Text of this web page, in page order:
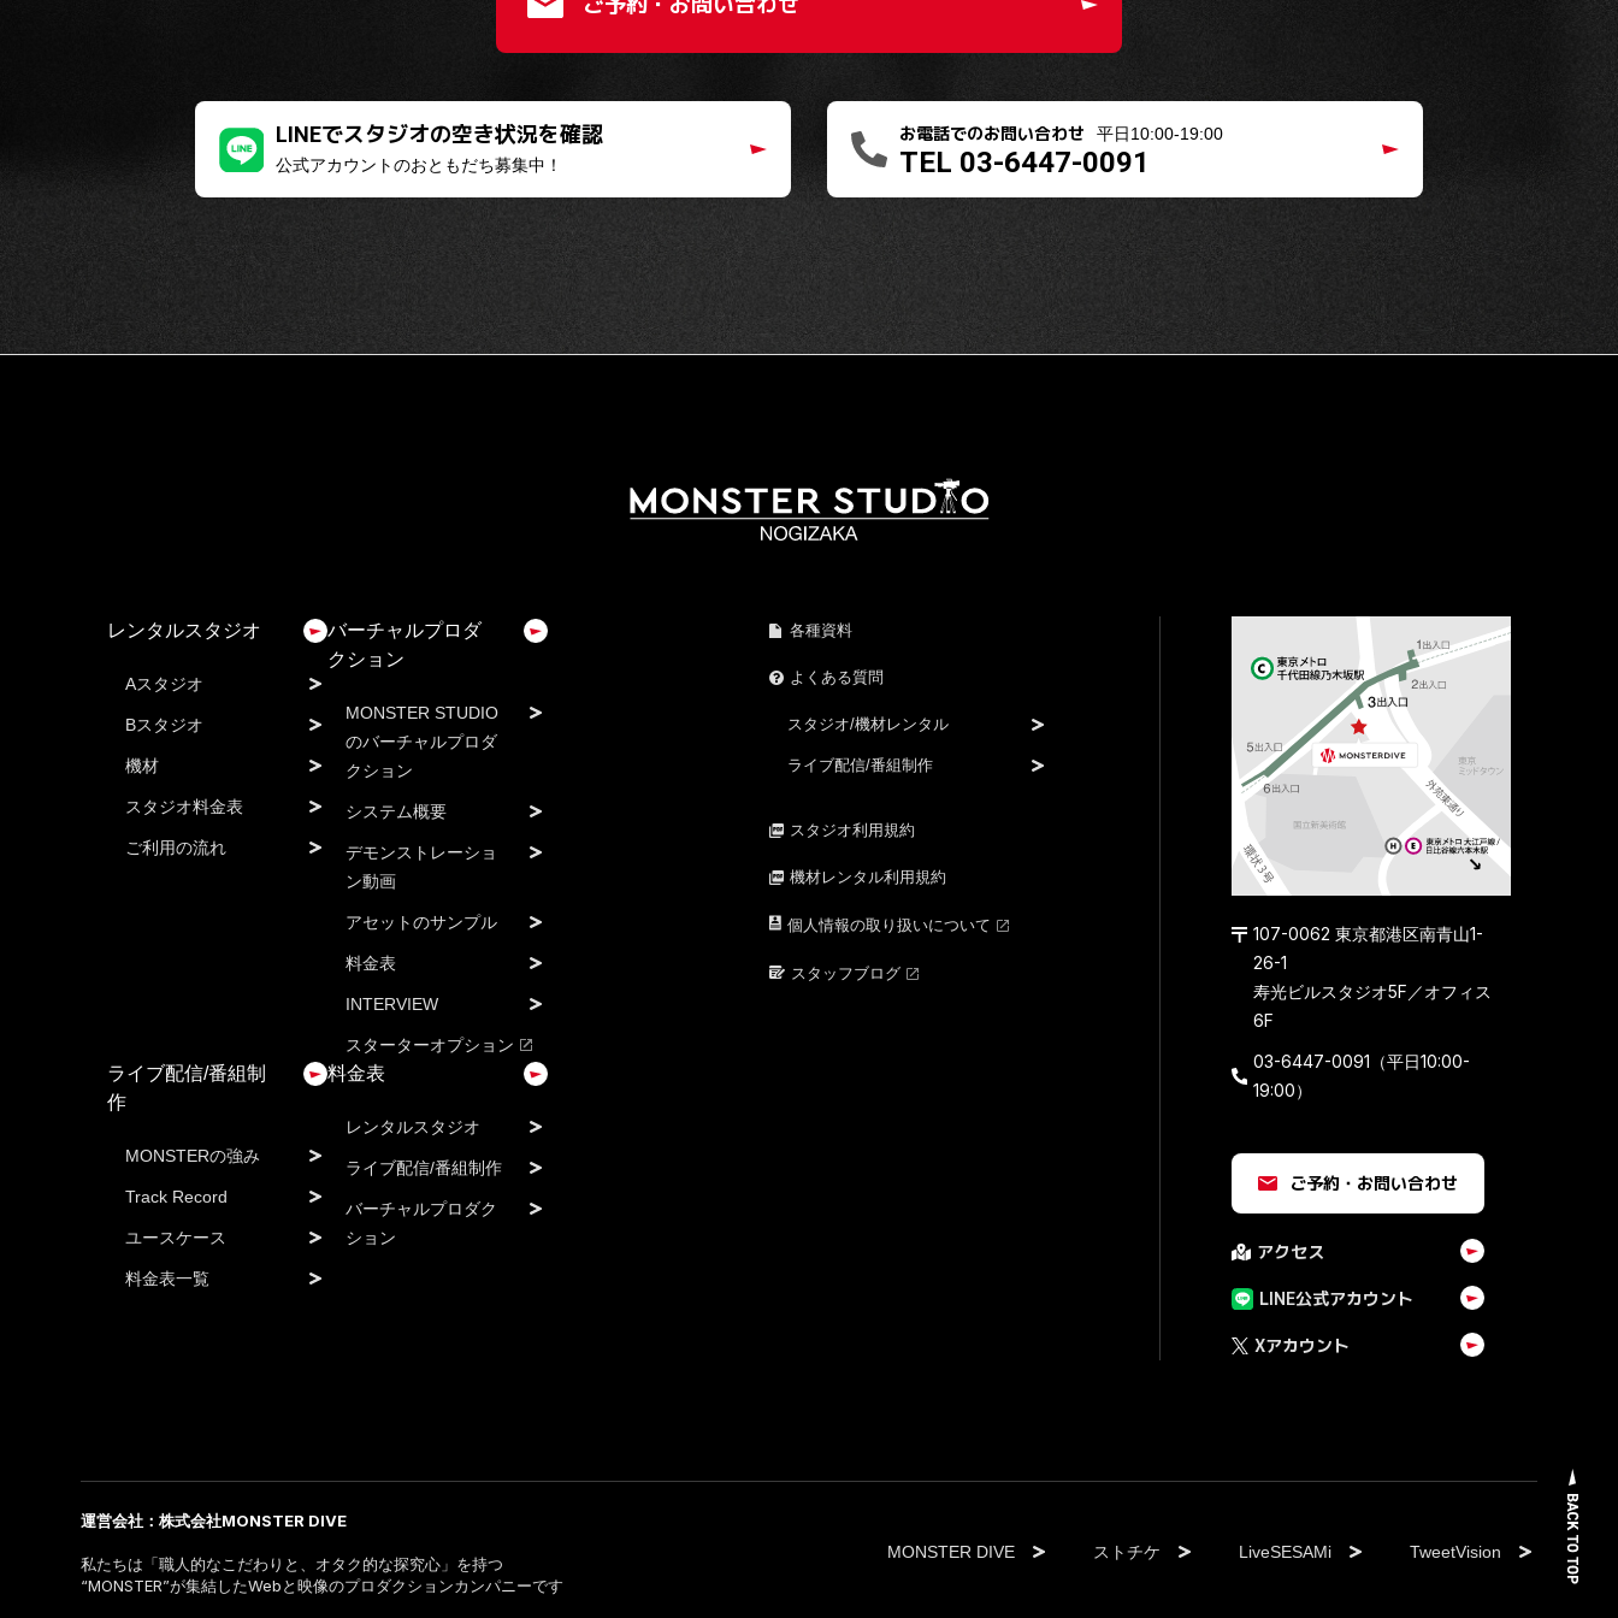
LINEでスタジオの空き状況を確認
公式アカウントのおともだち募集中！
お電話でのお問い合わせ 平日10:00-19:00
TEL 03-6447-0091
レンタルスタジオ
Aスタジオ
Bスタジオ
機材
スタジオ料金表
ご利用の流れ
バーチャルプロダ
クション
MONSTER STUDIO
のバーチャルプロダ
クション
システム概要
デモンストレーショ
ン動画
アセットのサンプル
料金表
INTERVIEW
スターターオプション
ライブ配信/番組制
作
MONSTERの強み
Track Record
ユースケース
料金表一覧
料金表
レンタルスタジオ
ライブ配信/番組制作
バーチャルプロダク
ション
各種資料
よくある質問
スタジオ/機材レンタル
ライブ配信/番組制作
スタジオ利用規約
機材レンタル利用規約
個人情報の取り扱いについて
スタッフブログ
107-0062 東京都港区南青山1-
26-1
寿光ビルスタジオ5F／オフィス
6F
03-6447-0091（平日10:00-
19:00）
ご予約・お問い合わせ
アクセス
LINE公式アカウント
Xアカウント
運営会社：株式会社MONSTER DIVE
私たちは「職人的なこだわりと、オタク的な探究心」を持つ
“MONSTER”が集結したWebと映像のプロダクションカンパニーです
MONSTER DIVE ストチケ LiveSESAMi TweetVision